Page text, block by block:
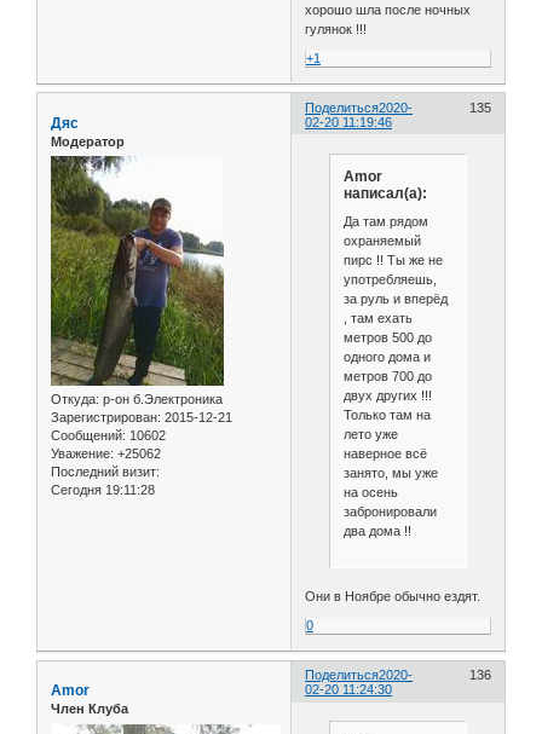
хорошо шла после ночных
гулянок !!!
+1
Поделиться 135
2020-
02-20 11:19:46
Дяс
Модератор
Откуда: р-он б.Электроника
Зарегистрирован: 2015-12-21
Сообщений: 10602
Уважение: +25062
Последний визит:
Сегодня 19:11:28
Amor
написал(а):
Да там рядом
охраняемый
пирс !! Ты же не
употребляешь,
за руль и вперёд
, там ехать
метров 500 до
одного дома и
метров 700 до
двух других !!!
Только там на
лето уже
наверное всё
занято, мы уже
на осень
забронировали
два дома !!
Они в Ноябре обычно ездят.
0
Поделиться 136
2020-
02-20 11:24:30
Amor
Член Клуба